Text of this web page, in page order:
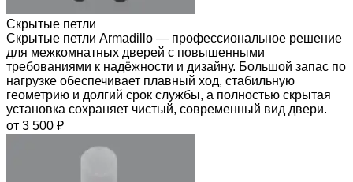
Скрытые петли
Скрытые петли Armadillo — профессиональное решение
для межкомнатных дверей с повышенными
требованиями к надёжности и дизайну. Большой запас по
нагрузке обеспечивает плавный ход, стабильную
геометрию и долгий срок службы, а полностью скрытая
установка сохраняет чистый, современный вид двери.
от 3 500 ₽